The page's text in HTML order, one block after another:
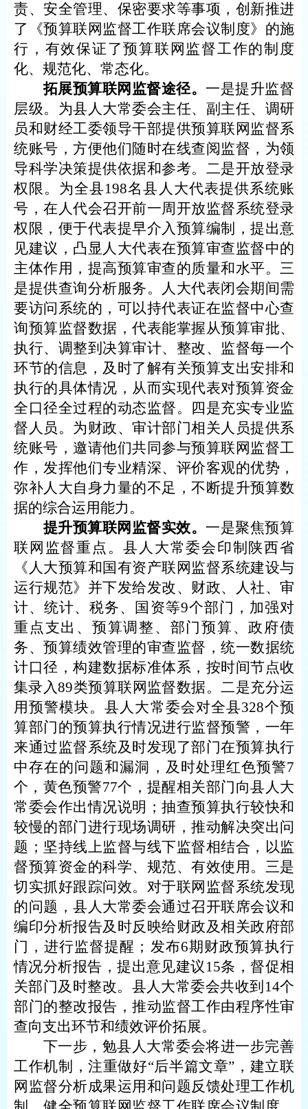
责、安全管理、保密要求等事项，创新推进
了《预算联网监督工作联席会议制度》的施
行，有效保证了预算联网监督工作的制度
化、规范化、常态化。
拓展预算联网监督途径。 一是提升监督
层级。为县人大常委会主任、副主任、调研
员和财经工委领导干部提供预算联网监督系
统账号，方便他们随时在线查阅监督，为领
导科学决策提供依据和参考。二是开放登录
权限。为全县198名县人大代表提供系统账
号，在人代会召开前一周开放监督系统登录
权限，便于代表提早介入预算编制，提出意
见建议，凸显人大代表在预算审查监督中的
主体作用，提高预算审查的质量和水平。三
是提供查询分析服务。人大代表闭会期间需
要访问系统的，可以持代表证在监督中心查
询预算监督数据，代表能掌握从预算审批、
执行、调整到决算审计、整改、监督每一个
环节的信息，及时了解有关预算支出安排和
执行的具体情况，从而实现代表对预算资金
全口径全过程的动态监督。四是充实专业监
督人员。为财政、审计部门相关人员提供系
统账号，邀请他们共同参与预算联网监督工
作，发挥他们专业精深、评价客观的优势，
弥补人大自身力量的不足，不断提升预算数
据的综合运用能力。
提升预算联网监督实效。 一是聚焦预算
联网监督重点。县人大常委会印制陕西省
《人大预算和国有资产联网监督系统建设与
运行规范》并下发给发改、财政、人社、审
计、统计、税务、国资等9个部门，加强对
重点支出、预算调整、部门预算、政府债
务、预算绩效管理的审查监督，统一数据统
计口径，构建数据标准体系，按时间节点收
集录入89类预算联网监督数据。二是充分运
用预警模块。县人大常委会对全县328个预
算部门的预算执行情况进行监督预警，一年
来通过监督系统及时发现了部门在预算执行
中存在的问题和漏洞，及时处理红色预警7
个，黄色预警77个，提醒相关部门向县人大
常委会作出情况说明；抽查预算执行较快和
较慢的部门进行现场调研，推动解决突出问
题；坚持线上监督与线下监督相结合，以监
督预算资金的科学、规范、有效使用。三是
切实抓好跟踪问效。对于联网监督系统发现
的问题，县人大常委会通过召开联席会议和
编印分析报告及时反映给财政及相关政府部
门，进行监督提醒；发布6期财政预算执行
情况分析报告，提出意见建议15条，督促相
关部门及时整改。县人大常委会共收到14个
部门的整改报告，推动监督工作由程序性审
查向支出环节和绩效评价拓展。
下一步，勉县人大常委会将进一步完善
工作机制，注重做好“后半篇文章”，建立联
网监督分析成果运用和问题反馈处理工作机